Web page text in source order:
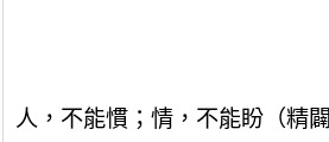
人，不能慣；情，不能盼（精闢